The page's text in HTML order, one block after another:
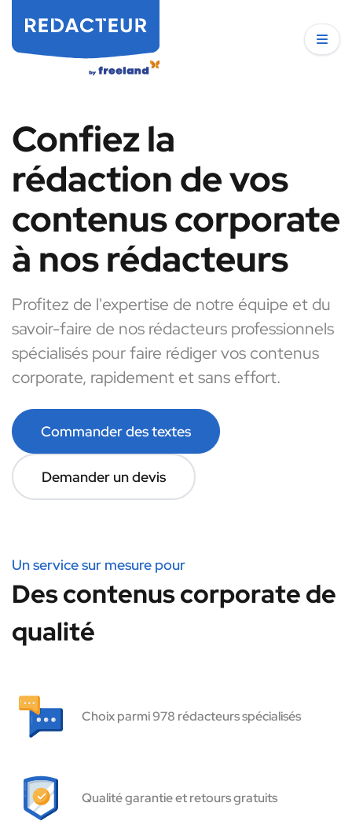
Confiez la
rédaction de vos
contenus corporate
à nos rédacteurs
Profitez de l'expertise de notre équipe et du
savoir-faire de nos rédacteurs professionnels
spécialisés pour faire rédiger vos contenus
corporate, rapidement et sans effort.
Commander des textes
Demander un devis
Un service sur mesure pour
Des contenus corporate de
qualité
Choix parmi 978 rédacteurs spécialisés
Qualité garantie et retours gratuits